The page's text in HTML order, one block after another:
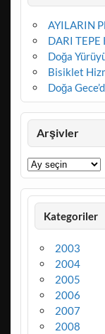
AYILARIN
DARI TEPE
Doğa
Bisiklet
Doğa
Arşivler
Arşivler
Kategoriler
2003
2004
2005
2006
2007
2008